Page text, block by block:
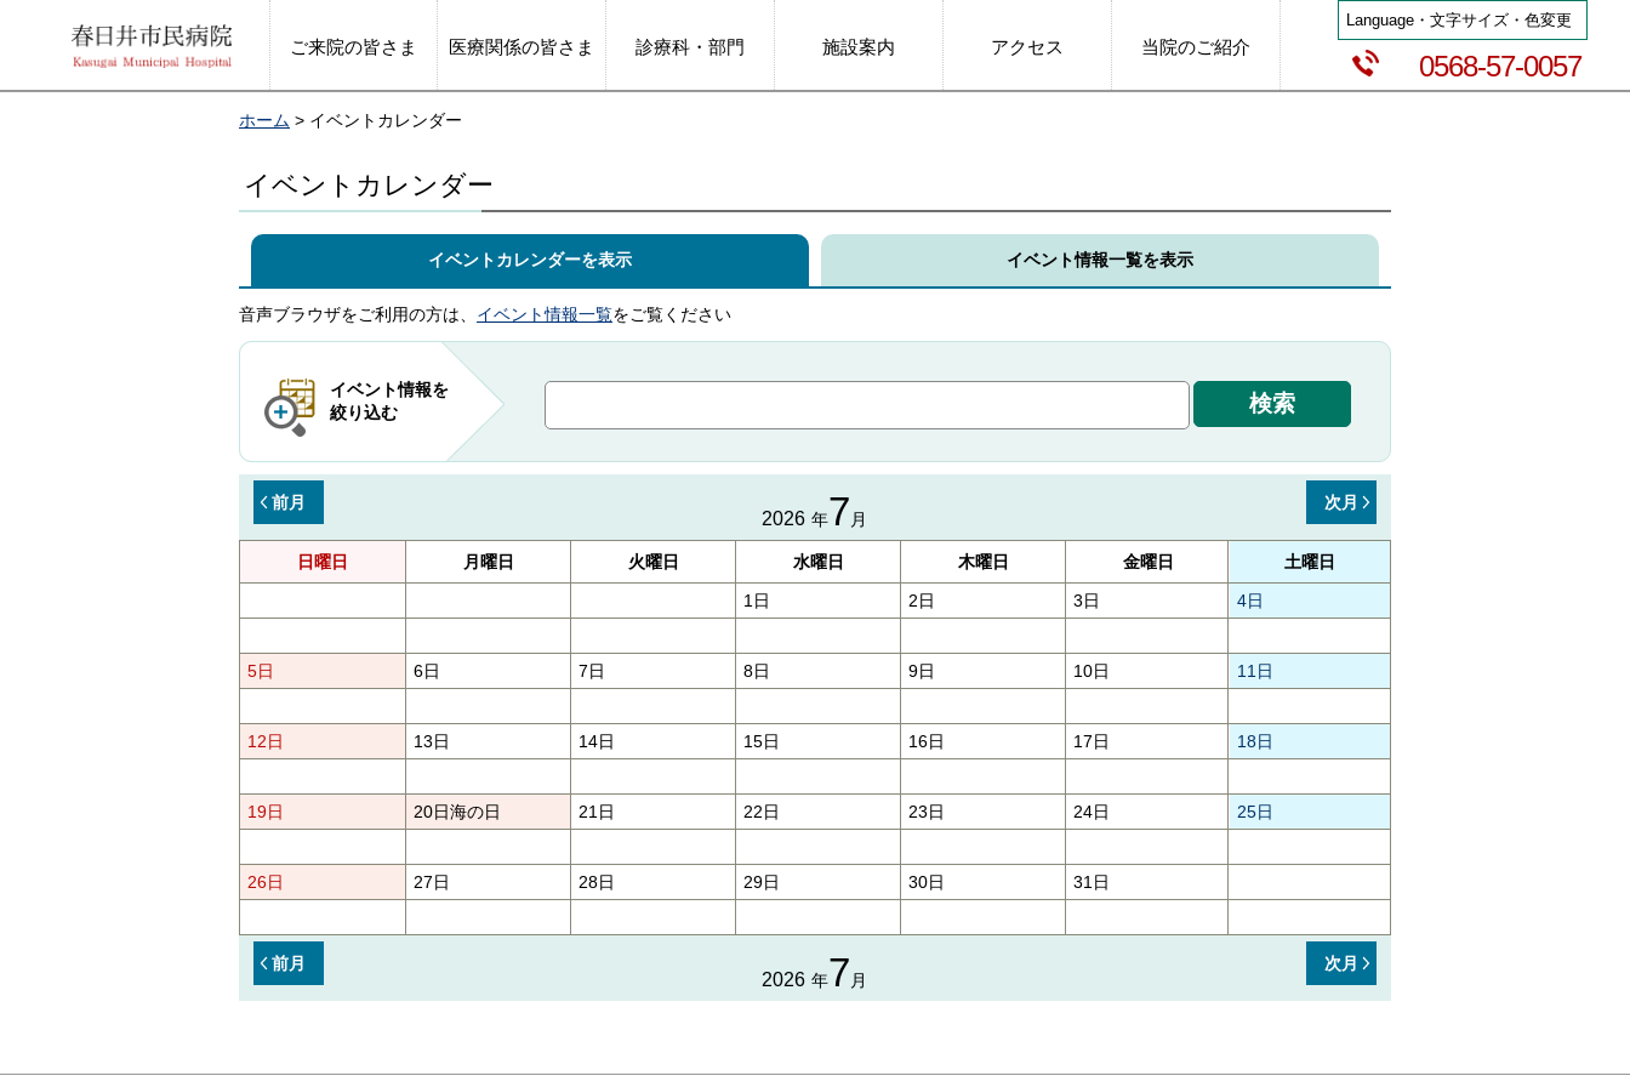
ご来院の皆さま 医療関係の皆さま 診療科・部門 施設案内 アクセス 当院のご紹介
Language・文字サイズ・色変更
0568-57-0057
ホーム > イベントカレンダー
イベントカレンダー
イベントカレンダーを表示 イベント情報一覧を表示
音声ブラウザをご利用の方は、 イベント情報一覧をご覧ください
イベント情報を
絞り込む
前月
2026 年7 月
次月
日曜日 月曜日 火曜日 水曜日 木曜日 金曜日
土曜日
1日
2日 3日 4日
5日 6日 7日 8日 9日 10日 11日
12日 13日 14日 15日 16日 17日 18日
19日 20日海の日 21日 22日 23日 24日 25日
26日 27日 28日 29日 30日 31日
前月
2026 年7 月
次月